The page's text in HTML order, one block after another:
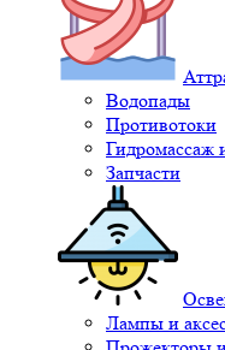
Водопады
Противотоки
Гидромассаж
Запчасти
Лампы и